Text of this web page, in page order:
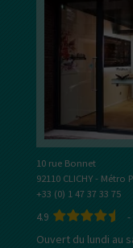
10 rue Bonnet
92110 CLICHY - Métro
+33 (0) 1 47 37 33 75
4.9 -
Ouvert du lundi au